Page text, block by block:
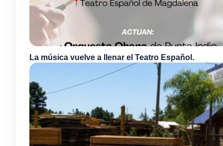
La música vuelve a llenar el Teatro Español.